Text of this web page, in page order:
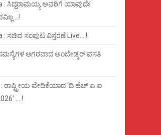
: ಸಿದ್ದರಾಮಯ್ಯ ಅವರಿಗೆ ಯಾವುದೇ
: ಸಚಿವ ಸಂಪುಟ ವಿಸ್ತರಣೆ Live….!
ಆಗರವಾದ ಅಂಬೇಡ್ಕರ್ ವಸತಿ
ರಾಷ್ಟ್ರೀಯ ವೇದಿಕೆಯಾದ ‘ದಿ ಹೆಚ್.ಎ.ಐ
….!